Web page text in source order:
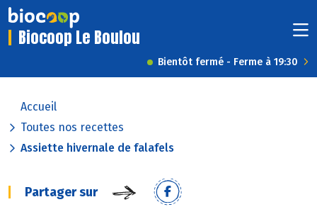
Biocoop Le Boulou
Bientôt fermé - Ferme à 19:30
Accueil
Toutes nos recettes
Assiette hivernale de falafels
Partager sur